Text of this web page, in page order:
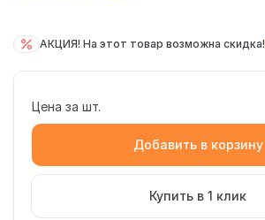
АКЦИЯ! На этот товар возможна скидка!
Цена за шт.
Добавить в корзину
Купить в 1 клик